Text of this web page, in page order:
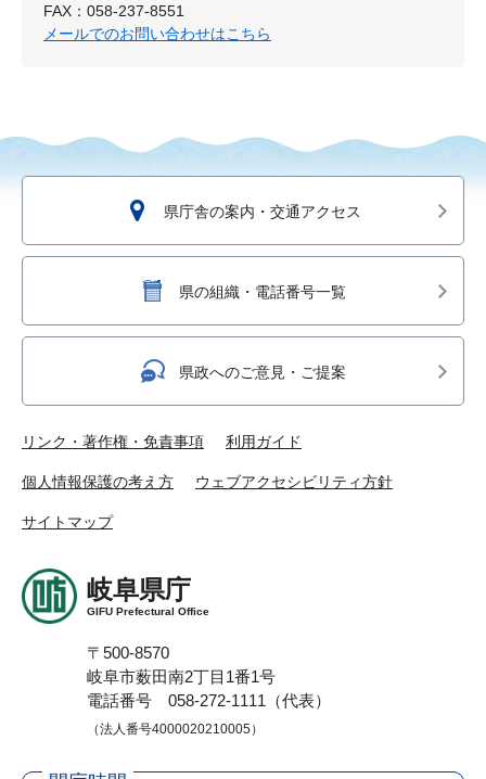
FAX：058-237-8551
メールでのお問い合わせはこちら
県庁舎の案内・交通アクセス
県の組織・電話番号一覧
県政へのご意見・ご提案
リンク・著作権・免責事項 利用ガイド
個人情報保護の考え方 ウェブアクセシビリティ方針
サイトマップ
岐阜県庁
GIFU Prefectural Office
〒500-8570
岐阜市薮田南2丁目1番1号
電話番号 058-272-1111（代表）
（法人番号4000020210005）